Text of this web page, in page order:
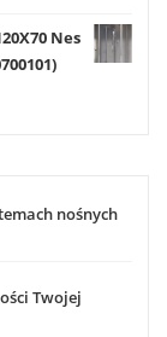
Nes
nośnych
Twojej